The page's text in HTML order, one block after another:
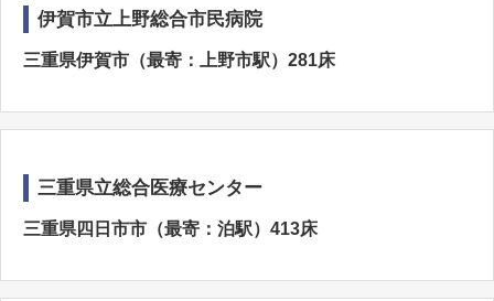
伊賀市立上野総合市民病院
三重県伊賀市（最寄：上野市駅）281床
三重県立総合医療センター
三重県四日市市（最寄：泊駅）413床